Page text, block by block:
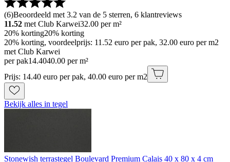
(6)Beoordeeld met 3.2 van de 5 sterren, 6 klantreviews
11.52 met Club Karwei32.00 per m²
20% korting20% korting
20% korting, voordeelprijs: 11.52 euro per pak, 32.00 euro per m2
met Club Karwei
per pak14.4040.00 per m²
Prijs: 14.40 euro per pak, 40.00 euro per m2
Bekijk alles in tegel
Stonewish terrastegel Boulevard Premium Calais 40 x 80 x 4 cm